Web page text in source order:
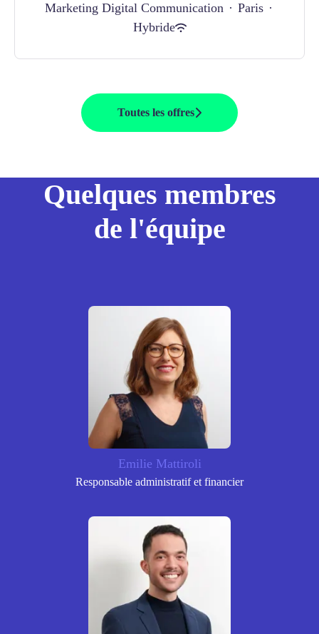
Marketing Digital Communication · Paris ·
Hybride
Toutes les offres
Quelques membres
de l'équipe
Emilie Mattiroli
Responsable administratif et financier